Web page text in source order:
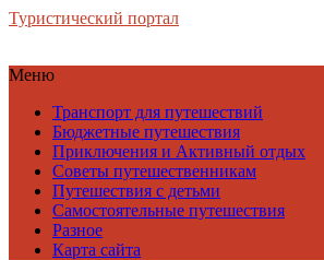
Туристический портал
Меню
Транспорт для путешествий
Бюджетные путешествия
Приключения и Активный отдых
Советы путешественникам
Путешествия с детьми
Самостоятельные путешествия
Разное
Карта сайта